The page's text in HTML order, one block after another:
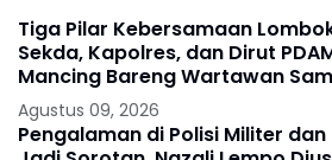
Tiga Pilar Kebersamaan
Sekda, Kapolres, dan Dirut
Mancing Bareng Wartawan
RI
Agustus 09, 2026
Pengalaman di Polisi Militer